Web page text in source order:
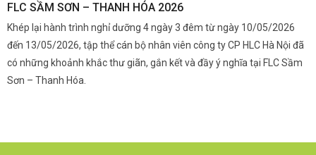
FLC SẦM SƠN – THANH HÓA 2026
Khép lại hành trình nghỉ dưỡng 4 ngày 3 đêm từ ngày 10/05/2026
đến 13/05/2026, tập thể cán bộ nhân viên công ty CP HLC Hà Nội đã
có những khoảnh khắc thư giãn, gắn kết và đầy ý nghĩa tại FLC Sầm
Sơn – Thanh Hóa.